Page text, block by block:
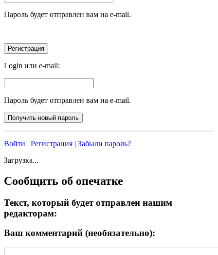
Пароль будет отправлен вам на e-mail.
Login или e-mail:
Пароль будет отправлен вам на e-mail.
Войти | Регистрация | Забыли пароль?
Загрузка...
Сообщить об опечатке
Текст, который будет отправлен нашим
редакторам:
Ваш комментарий (необязательно):